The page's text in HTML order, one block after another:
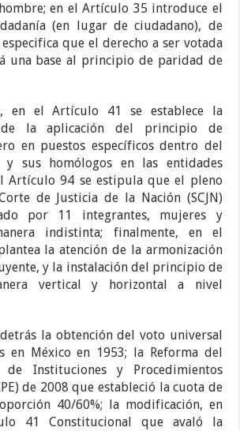
en el Artículo 35 introduce el
(en lugar de ciudadano), de
que el derecho a ser votada
una base al principio de paridad de
en el Artículo 41 se establece la
de la aplicación del principio de
en puestos específicos dentro del
y sus homólogos en las entidades
Artículo 94 se estipula que el pleno
de Justicia de la Nación (SCJN)
por 11 integrantes, mujeres y
indistinta; finalmente, en el
la atención de la armonización
y la instalación del principio de
vertical y horizontal a nivel
la obtención del voto universal
en México en 1953; la Reforma del
de Instituciones y Procedimientos
de 2008 que estableció la cuota de
40/60%; la modificación, en
41 Constitucional que avaló la